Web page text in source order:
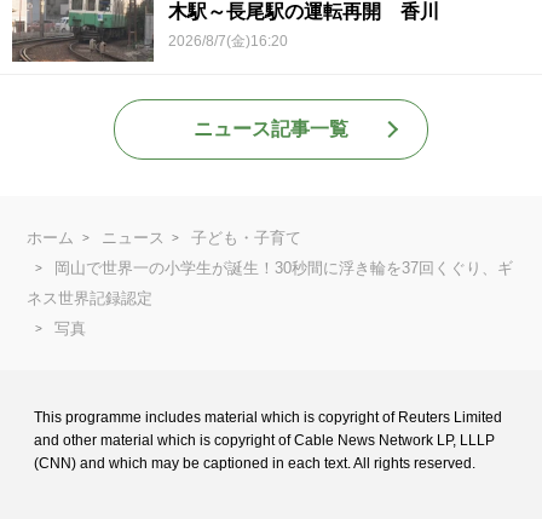
木駅～長尾駅の運転再開 香川
2026/8/7(金)16:20
ニュース記事一覧
ホーム ニュース
子ども・子育て
岡山で世界一の小学生が誕生！30秒間に浮き輪を37回くぐり、ギ
ネス世界記録認定
写真
This programme includes material which is copyright of Reuters Limited
and other material which is copyright of Cable News Network LP, LLLP
(CNN) and which may be captioned in each text. All rights reserved.